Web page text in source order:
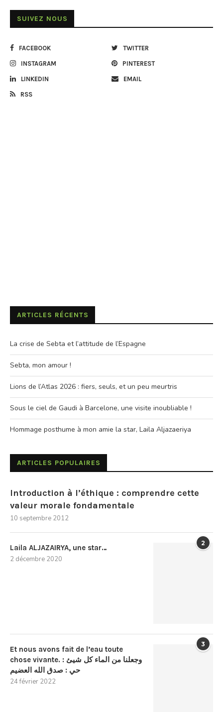
SUIVEZ NOUS
FACEBOOK TWITTER
INSTAGRAM PINTEREST
LINKEDIN EMAIL
RSS
ARTICLES RÉCENTS
La crise de Sebta et l’attitude de l’Espagne
Sebta, mon amour !
Lions de l’Atlas 2026 : fiers, seuls, et un peu meurtris
Sous le ciel de Gaudi à Barcelone, une visite inoubliable !
Hommage posthume à mon amie la star, Laila Aljazaeriya
ARTICLES POPULAIRES
Introduction à l’éthique : comprendre cette
valeur morale fondamentale
10 septembre 2012
2
Laila ALJAZAIRYA, une star…
2 décembre 2020
3
Et nous avons fait de l’eau toute
chose vivante. : وجعلنا من الماء كل شيئ
حي : صدق الله العضيم
24 février 2022